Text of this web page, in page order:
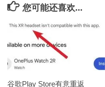
您可能还喜欢...
谷歌Play Store有意重返